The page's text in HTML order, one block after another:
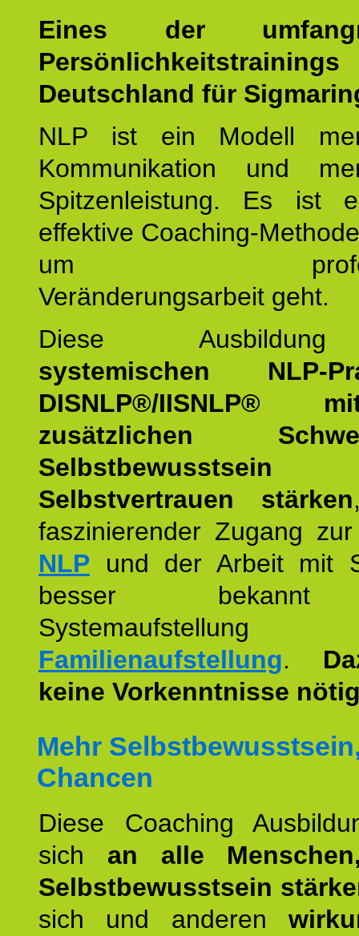
Eines der
Deutschland für
NLP ist ein Modell
Kommunikation und
Spitzenleistung. Es ist
effektive Coaching-
um
Veränderungsarbeit geht.
Diese
systemischen NLP-
DISNLP®/IISNLP®
zusätzlichen
Selbstvertrauen stärken
faszinierender Zugang
NLP und der Arbeit mit
besser
Familienaufstellung.
keine Vorkenntnisse
Mehr
Chancen
Diese Coaching
sich an alle
Selbstbewusstsein
sich und anderen